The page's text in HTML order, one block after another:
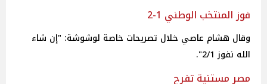
فوز المنتخب الوطني 1-2
وقال هشام عاصي خلال تصريحات خاصة لوشوشة: "إن شاء
الله نفوز 2/1".
مصر مستنية تفرح